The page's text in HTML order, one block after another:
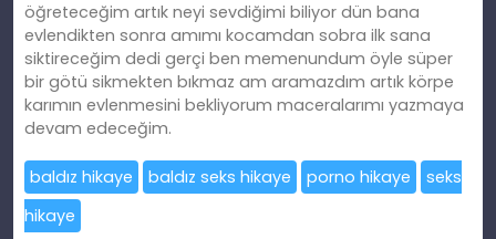
öğreteceğim artık neyi sevdiğimi biliyor dün bana
evlendikten sonra amımı kocamdan sobra ilk sana
siktireceğim dedi gerçi ben memenundum öyle süper
bir götü sikmekten bıkmaz am aramazdım artık körpe
karımın evlenmesini bekliyorum maceralarımı yazmaya
devam edeceğim.
baldız hikaye baldız seks hikaye porno hikaye
seks
hikaye